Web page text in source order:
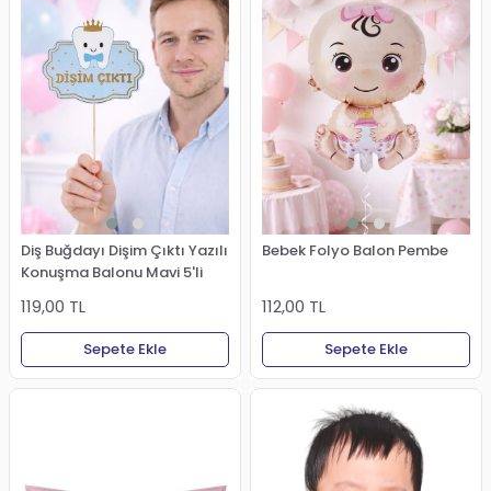
Diş Buğdayı Dişim Çıktı Yazılı
Konuşma Balonu Mavi 5'li
119,00 TL
Sepete Ekle
Bebek Folyo Balon Pembe
112,00 TL
Sepete Ekle